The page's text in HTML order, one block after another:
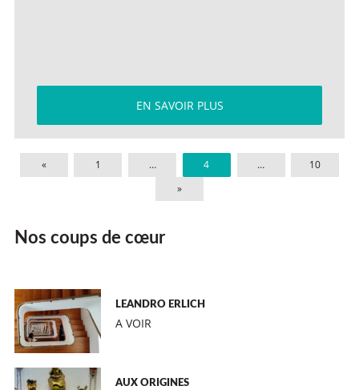
EN SAVOIR PLUS
« 1 … 4 …
10
»
Nos coups de cœur
LEANDRO ERLICH
A VOIR
AUX ORIGINES